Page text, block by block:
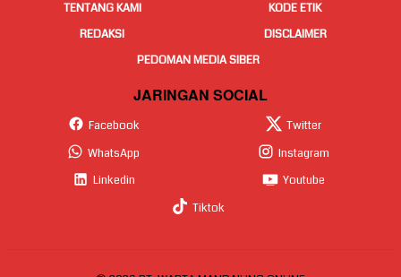
TENTANG KAMI
KODE ETIK
REDAKSI
DISCLAIMER
PEDOMAN MEDIA SIBER
JARINGAN SOCIAL
Facebook
Twitter
WhatsApp
Instagram
Linkedin
Youtube
Tiktok